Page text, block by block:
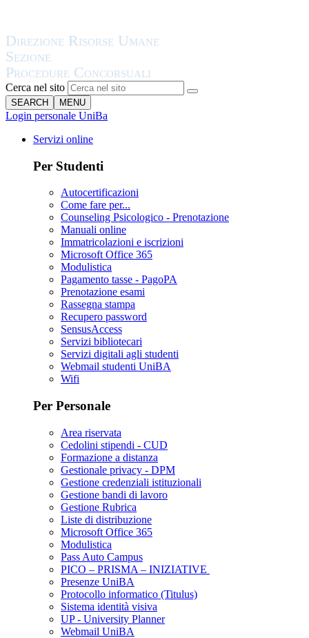
Cerca nel sito
SEARCH MENU
Login personale UniBa
Servizi online
Per Studenti
Autocertificazioni
Come fare per...
Counseling Psicologico - Prenotazione
Manuali online
Immatricolazioni e iscrizioni
Microsoft Office 365
Modulistica
Pagamento tasse - PagoPA
Prenotazione esami
Rassegna stampa
Recupero password
SensusAccess
Servizi bibliotecari
Servizi digitali agli studenti
Webmail studenti UniBA
Wifi
Per Personale
Area riservata
Cedolini stipendi - CUD
Formazione a distanza
Gestionale privacy - DPM
Gestione credenziali istituzionali
Gestione bandi di lavoro
Gestione Rubrica
Liste di distribuzione
Microsoft Office 365
Modulistica
Pass Auto Campus
PICO – PRISMA – INIZIATIVE
Presenze UniBA
Protocollo informatico (Titulus)
Sistema identità visiva
UP - University Planner
Webmail UniBA